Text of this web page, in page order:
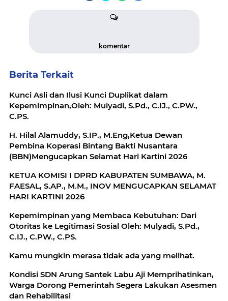
komentar
Berita Terkait
Kunci Asli dan Ilusi Kunci Duplikat dalam
Kepemimpinan,Oleh: Mulyadi, S.Pd., C.IJ., C.PW.,
C.PS.
H. Hilal Alamuddy, S.IP., M.Eng,Ketua Dewan
Pembina Koperasi Bintang Bakti Nusantara
(BBN)Mengucapkan Selamat Hari Kartini 2026
KETUA KOMISI I DPRD KABUPATEN SUMBAWA, M.
FAESAL, S.AP., M.M., INOV MENGUCAPKAN SELAMAT
HARI KARTINI 2026
Kepemimpinan yang Membaca Kebutuhan: Dari
Otoritas ke Legitimasi Sosial Oleh: Mulyadi, S.Pd.,
C.IJ., C.PW., C.PS.
Kamu mungkin merasa tidak ada yang melihat.
Kondisi SDN Arung Santek Labu Aji Memprihatinkan,
Warga Dorong Pemerintah Segera Lakukan Asesmen
dan Rehabilitasi